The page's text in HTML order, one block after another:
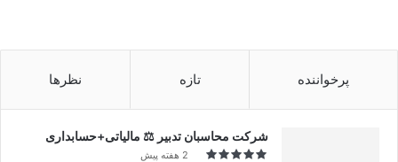
پرخواننده تازه نظرها
شرکت محاسبان تدبیر ⚖️ مالیاتی+حسابداری
2 هفته پیش